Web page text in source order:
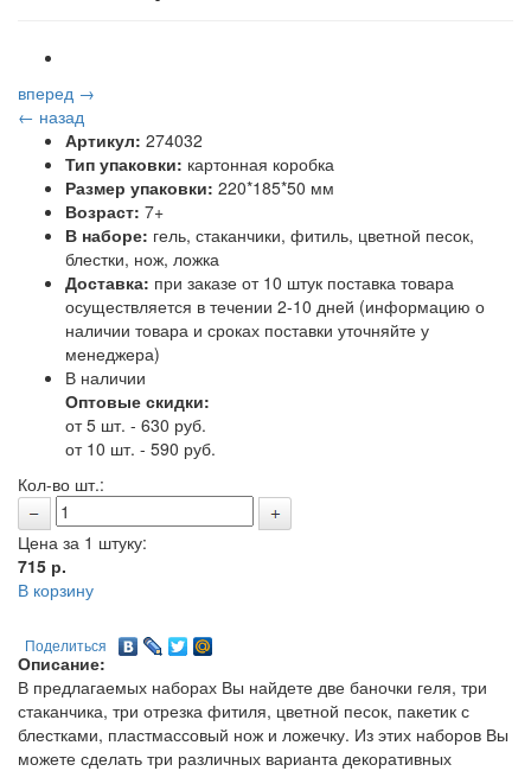
вперед →
← назад
Артикул: 274032
Тип упаковки: картонная коробка
Размер упаковки: 220*185*50 мм
Возраст: 7+
В наборе: гель, стаканчики, фитиль, цветной песок,
блестки, нож, ложка
Доставка: при заказе от 10 штук поставка товара
осуществляется в течении 2-10 дней (информацию о
наличии товара и сроках поставки уточняйте у
менеджера)
В наличии
Оптовые скидки:
от 5 шт. - 630 руб.
от 10 шт. - 590 руб.
Кол-во шт.:
Цена за 1 штуку:
715 р.
В корзину
Поделиться
Описание:
В предлагаемых наборах Вы найдете две баночки геля, три
стаканчика, три отрезка фитиля, цветной песок, пакетик с
блестками, пластмассовый нож и ложечку. Из этих наборов Вы
можете сделать три различных варианта декоративных